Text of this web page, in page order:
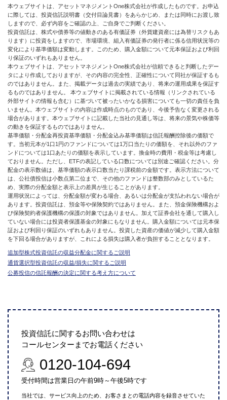
本ウェブサイトは、アセットマネジメントOne株式会社が作成したものです。お申込
に際しては、投資信託説明書（交付目論見書）をあらかじめ、または同時にお渡し致
しますので、必ず内容をご確認の上、ご自身でご判断ください。
投資信託は、株式や債券等の値動きのある有価証券（外貨建資産には為替リスクもあ
ります）に投資をしますので、市場環境、組入有価証券の発行者に係る信用状況等の
変化により基準価額は変動します。このため、購入金額について元本保証および利回
り保証のいずれもありません。
本ウェブサイトは、アセットマネジメントOne株式会社が信頼できると判断したデー
タにより作成しておりますが、その内容の完全性、正確性について同社が保証するも
のではありません。また、掲載データは過去の実績であり、将来の運用成果を保証す
るものではありません。 本ウェブサイトに掲載されている情報（リンクされている
外部サイトの情報も含む）に基づいて被ったいかなる損害についても一切の責任を負
いません。本ウェブサイトの内容は作成時点のものであり、今後予告なく変更される
場合があります。本ウェブサイトに記載した当社の見通し等は、将来の景気や株価等
の動きを保証するものではありません。
基準価額・分配金再投資基準価額・分配金込み基準価額は信託報酬控除後の価額で
す。当初元本が1口1円のファンドについては1万口当たりの価額を、それ以外のファ
ンドについては1口あたりの価額を表示しています。換金時の費用・税金等は考慮し
ておりません。ただし、ETFの表記している口数については別途ご確認ください。分
配金の表示数値は、基準価額の表示口数当たり課税前の金額です。表示方法について
は、公社債投信は小数点第二位まで、その他のファンドは整数部のみとしているた
め、実際の分配金額と表示上の差異が生じることがあります。
運用状況によっては、分配金額が変わる場合、あるいは分配金が支払われない場合が
あります。投資信託は、預金等や保険契約ではありません。また、預金保険機構およ
び保険契約者保護機構の保護の対象ではありません。加えて証券会社を通して購入し
ていない場合には投資者保護基金の対象にもなりません。購入金額については元本保
証および利回り保証のいずれもありません。投資した資産の価値が減少して購入金額
を下回る場合がありますが、これによる損失は購入者が負担することとなります。
追加型株式投資信託の収益分配金に関するご説明
通貨選択型投資信託の収益/損失に関するご説明
公募投信の信託報酬の決定に関する考え方について
投資信託に関するお問い合わせは
コールセンターまでお電話ください
0120-104-694
受付時間は営業日の午前9時～午後5時です
当社では、サービス向上のため、お客さまとの電話内容を録音させていた